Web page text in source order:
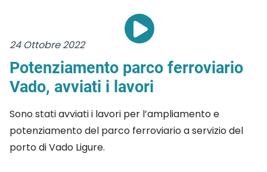
24 Ottobre 2022
Potenziamento parco ferroviario
Vado, avviati i lavori
Sono stati avviati i lavori per l’ampliamento e
potenziamento del parco ferroviario a servizio del
porto di Vado Ligure.